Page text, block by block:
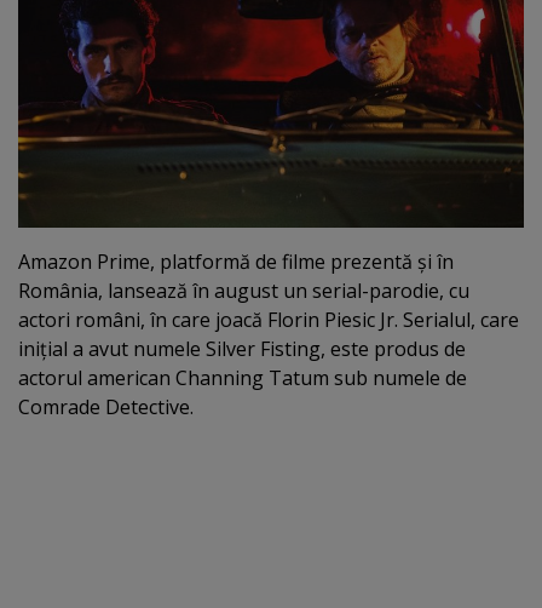
Amazon Prime, platformă de filme prezentă şi în
România, lansează în august un serial-parodie, cu
actori români, în care joacă Florin Piesic Jr. Serialul, care
iniţial a avut numele Silver Fisting, este produs de
actorul american Channing Tatum sub numele de
Comrade Detective.